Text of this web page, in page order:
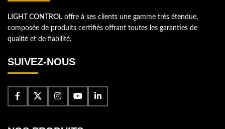
LIGHT CONTROL offre à ses clients une gamme très étendue,
composée de produits certifiés offrant toutes les garanties de
qualité et de fiabilité.
SUIVEZ-NOUS